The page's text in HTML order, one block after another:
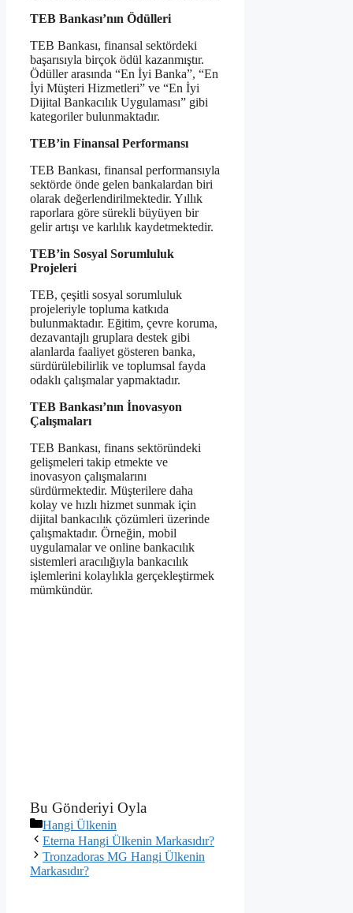
TEB Bankası’nın Ödülleri
TEB Bankası, finansal sektördeki
başarısıyla birçok ödül kazanmıştır.
Ödüller arasında “En İyi Banka”, “En
İyi Müşteri Hizmetleri” ve “En İyi
Dijital Bankacılık Uygulaması” gibi
kategoriler bulunmaktadır.
TEB’in Finansal Performansı
TEB Bankası, finansal performansıyla
sektörde önde gelen bankalardan biri
olarak değerlendirilmektedir. Yıllık
raporlara göre sürekli büyüyen bir
gelir artışı ve karlılık kaydetmektedir.
TEB’in Sosyal Sorumluluk
Projeleri
TEB, çeşitli sosyal sorumluluk
projeleriyle topluma katkıda
bulunmaktadır. Eğitim, çevre koruma,
dezavantajlı gruplara destek gibi
alanlarda faaliyet gösteren banka,
sürdürülebilirlik ve toplumsal fayda
odaklı çalışmalar yapmaktadır.
TEB Bankası’nın İnovasyon
Çalışmaları
TEB Bankası, finans sektöründeki
gelişmeleri takip etmekte ve
inovasyon çalışmalarını
sürdürmektedir. Müşterilere daha
kolay ve hızlı hizmet sunmak için
dijital bankacılık çözümleri üzerinde
çalışmaktadır. Örneğin, mobil
uygulamalar ve online bankacılık
sistemleri aracılığıyla bankacılık
işlemlerini kolaylıkla gerçekleştirmek
mümkündür.
Bu Gönderiyi Oyla
Kategoriler
Hangi Ülkenin
Eterna Hangi Ülkenin Markasıdır?
Tronzadoras MG Hangi Ülkenin
Markasıdır?